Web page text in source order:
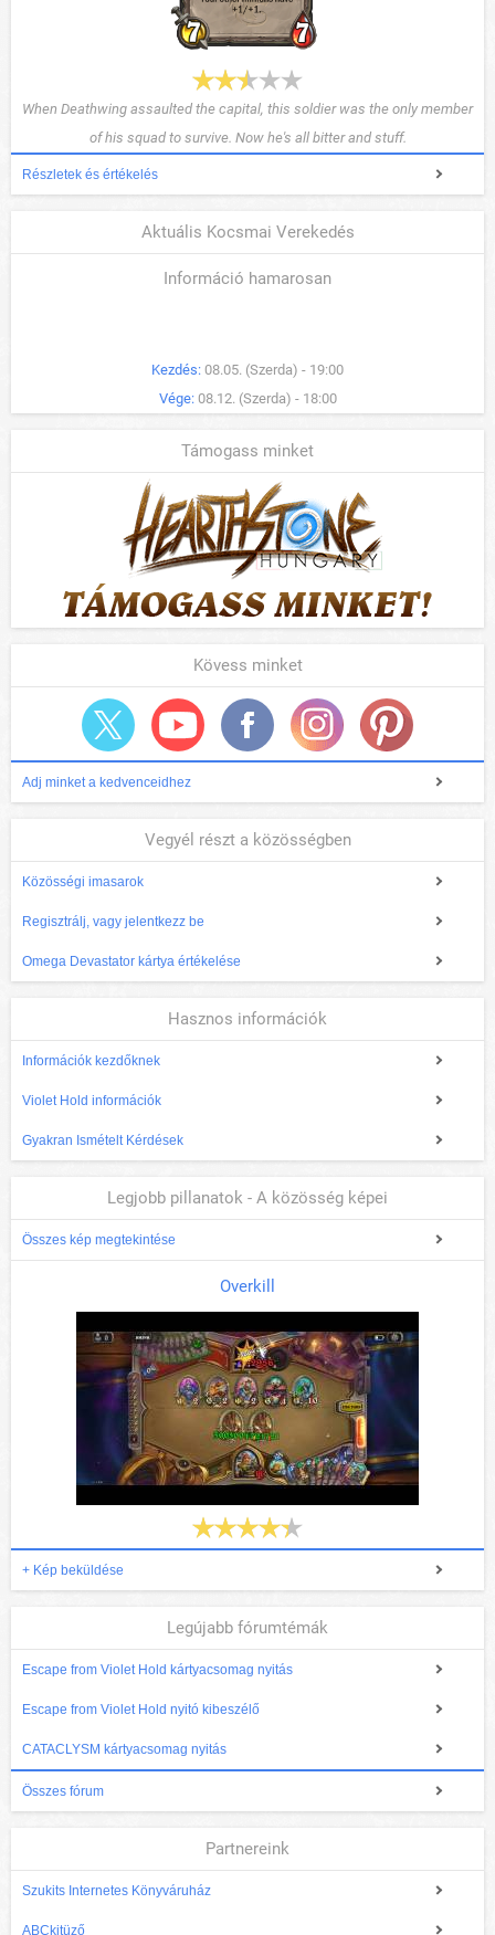
When Deathwing assaulted the capital, this soldier was the only member
of his squad to survive. Now he's all bitter and stuff.
Részletek és értékelés
Aktuális Kocsmai Verekedés
Információ hamarosan
Kezdés: 08.05. (Szerda) - 19:00
Vége: 08.12. (Szerda) - 18:00
Támogass minket
Kövess minket
Adj minket a kedvenceidhez
Vegyél részt a közösségben
Közösségi imasarok
Regisztrálj, vagy jelentkezz be
Omega Devastator kártya értékelése
Hasznos információk
Információk kezdőknek
Violet Hold információk
Gyakran Ismételt Kérdések
Legjobb pillanatok - A közösség képei
Összes kép megtekintése
Overkill
+ Kép beküldése
Legújabb fórumtémák
Escape from Violet Hold kártyacsomag nyitás
Escape from Violet Hold nyitó kibeszélő
CATACLYSM kártyacsomag nyitás
Összes fórum
Partnereink
Szukits Internetes Könyváruház
ABCkitüző